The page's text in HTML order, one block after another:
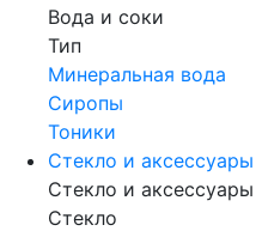
Вода и соки
Тип
Минеральная вода
Сиропы
Тоники
Стекло и аксессуары
Стекло и аксессуары
Стекло